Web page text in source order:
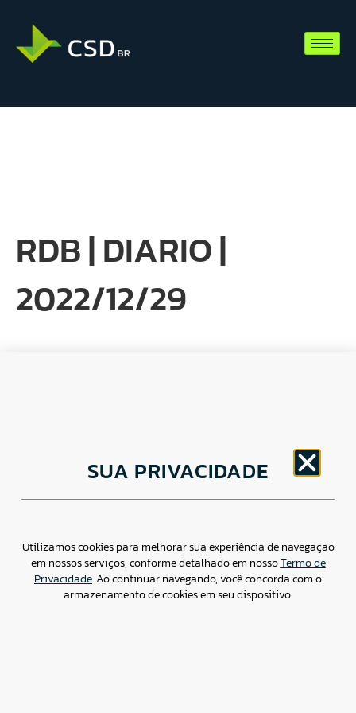
RDB | DIARIO |
2022/12/29
Av. Brigadeiro Faria Lima, 1779 – 5oAndar Jardim
Paulistano, São Paulo/ SP – CEP: 01452-914
Assessoria de imprensa: imprensa@csdbr.com
SUA PRIVACIDADE
Utilizamos cookies para melhorar sua experiência de navegação
em nossos serviços, conforme detalhado em nossoTermo de
Privacidade. Ao continuar navegando, você concorda com o
armazenamento de cookies em seu dispositivo.